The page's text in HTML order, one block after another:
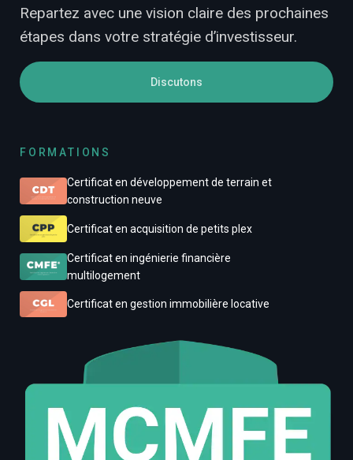
Repartez avec une vision claire des prochaines
étapes dans votre stratégie d’investisseur.
Discutons
FORMATIONS
Certificat en développement de terrain et
construction neuve
Certificat en acquisition de petits plex
Certificat en ingénierie financière
multilogement
Certificat en gestion immobilière locative